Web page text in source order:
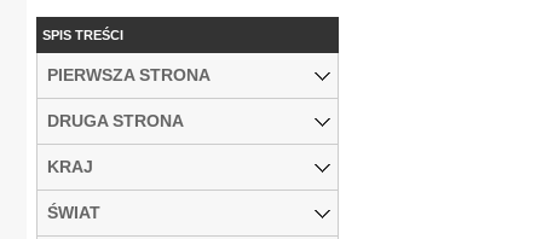
SPIS TREŚCI
PIERWSZA STRONA
DRUGA STRONA
KRAJ
ŚWIAT